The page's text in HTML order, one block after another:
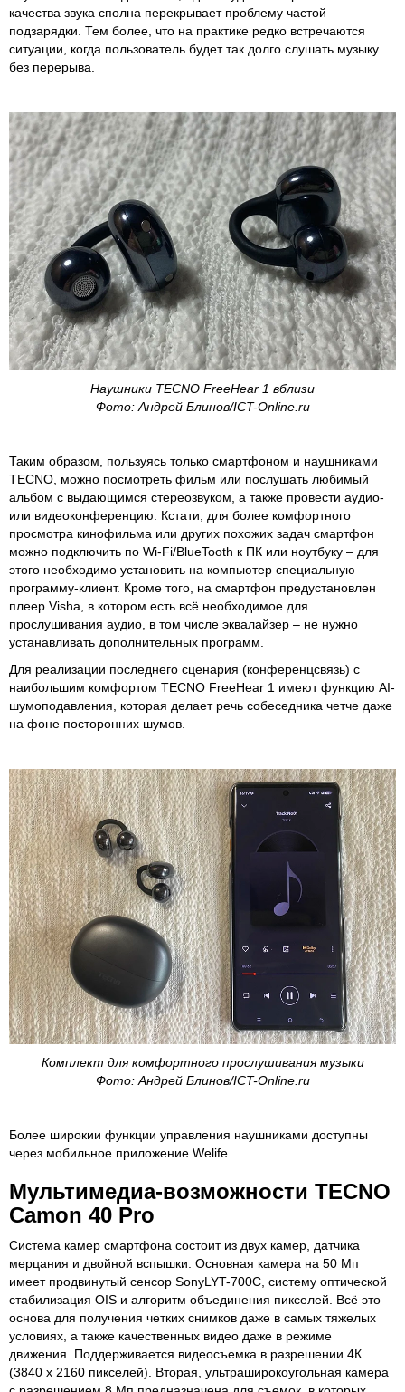
качества звука сполна перекрывает проблему частой
подзарядки. Тем более, что на практике редко встречаются
ситуации, когда пользователь будет так долго слушать музыку
без перерыва.
Наушники TECNO FreeHear 1 вблизи
Фото: Андрей Блинов/ICT-Online.ru
Таким образом, пользуясь только смартфоном и наушниками
TECNO, можно посмотреть фильм или послушать любимый
альбом с выдающимся стереозвуком, а также провести аудио-
или видеоконференцию. Кстати, для более комфортного
просмотра кинофильма или других похожих задач смартфон
можно подключить по Wi-Fi/BlueTooth к ПК или ноутбуку – для
этого необходимо установить на компьютер специальную
программу-клиент. Кроме того, на смартфон предустановлен
плеер Visha, в котором есть всё необходимое для
прослушивания аудио, в том числе эквалайзер – не нужно
устанавливать дополнительных программ.
Для реализации последнего сценария (конференцсвязь) с
наибольшим комфортом TECNO FreeHear 1 имеют функцию AI-
шумоподавления, которая делает речь собеседника четче даже
на фоне посторонних шумов.
Комплект для комфортного прослушивания музыки
Фото: Андрей Блинов/ICT-Online.ru
Более широкии функции управления наушниками доступны
через мобильное приложение Welife.
Мультимедиа-возможности TECNO
Camon 40 Pro
Система камер смартфона состоит из двух камер, датчика
мерцания и двойной вспышки. Основная камера на 50 Мп
имеет продвинутый сенсор SonyLYT-700C, систему оптической
стабилизация OIS и алгоритм объединения пикселей. Всё это –
основа для получения четких снимков даже в самых тяжелых
условиях, а также качественных видео даже в режиме
движения. Поддерживается видеосъемка в разрешении 4К
(3840 х 2160 пикселей). Вторая, ультраширокоугольная камера